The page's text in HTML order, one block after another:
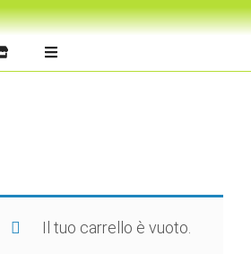
Il tuo carrello è vuoto.